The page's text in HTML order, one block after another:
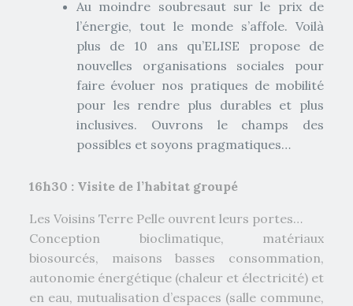
Au moindre soubresaut sur le prix de
l’énergie, tout le monde s’affole. Voilà
plus de 10 ans qu’ELISE propose de
nouvelles organisations sociales pour
faire évoluer nos pratiques de mobilité
pour les rendre plus durables et plus
inclusives. Ouvrons le champs des
possibles et soyons pragmatiques…
16h30 : Visite de l’habitat groupé
Les Voisins Terre Pelle ouvrent leurs portes…
Conception bioclimatique, matériaux
biosourcés, maisons basses consommation,
autonomie énergétique (chaleur et électricité) et
en eau, mutualisation d’espaces (salle commune,